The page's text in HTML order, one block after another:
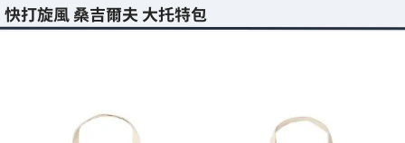
快打旋風 桑吉爾夫 大托特包